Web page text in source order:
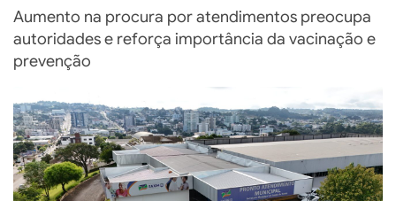
Aumento na procura por atendimentos preocupa
autoridades e reforça importância da vacinação e
prevenção